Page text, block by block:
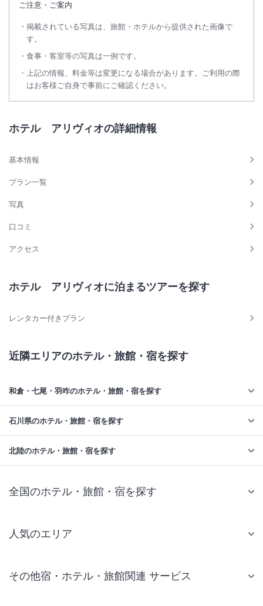
ご注意・ご案内
掲載されている写真は、旅館・ホテルから提供された画像で
す。
食事・客室等の写真は一例です。
上記の情報、料金等は変更になる場合があります。ご利用の際
はお客様ご自身で事前にご確認ください。
ホテル アリヴィオの詳細情報
基本情報
プラン一覧
写真
口コミ
アクセス
ホテル アリヴィオに泊まるツアーを探す
レンタカー付きプラン
近隣エリアのホテル・旅館・宿を探す
和倉・七尾・羽咋のホテル・旅館・宿を探す
石川県のホテル・旅館・宿を探す
北陸のホテル・旅館・宿を探す
全国のホテル・旅館・宿を探す
人気のエリア
仙台 ホテル
その他宿・ホテル・旅館関連 サービス